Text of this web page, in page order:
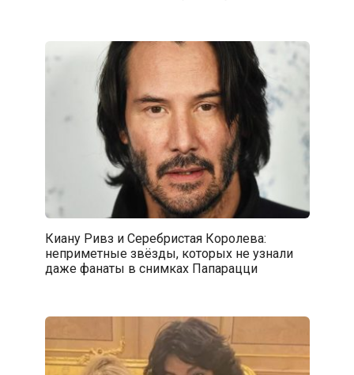
Киану Ривз и Серебристая Королева:
неприметные звёзды, которых не узнали
даже фанаты в снимках Папарацци